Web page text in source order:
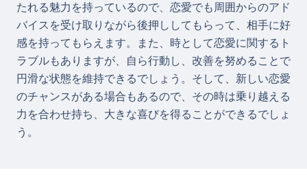
たれる魅力を持っているので、恋愛でも周囲からのアド
バイスを受け取りながら後押ししてもらって、相手に好
感を持ってもらえます。また、時として恋愛に関するト
ラブルもありますが、自ら行動し、改善を努めることで
円滑な状態を維持できるでしょう。そして、新しい恋愛
のチャンスがある場合もあるので、その時は乗り越える
力を合わせ持ち、大きな喜びを得ることができるでしょ
う。